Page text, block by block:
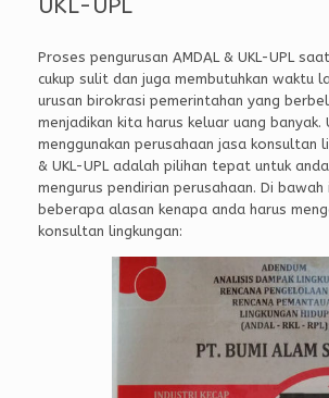
UKL-UPL
Proses pengurusan AMDAL & UKL-UPL
cukup sulit dan juga membutuhkan waktu
urusan birokrasi pemerintahan yang
menjadikan kita harus keluar uang banyak.
menggunakan perusahaan jasa konsultan
& UKL-UPL adalah pilihan tepat untuk
mengurus pendirian perusahaan. Di bawah
beberapa alasan kenapa anda harus
konsultan lingkungan: